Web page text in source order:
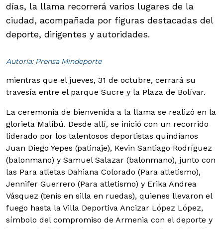
días, la llama recorrerá varios lugares de la
ciudad, acompañada por figuras destacadas del
deporte, dirigentes y autoridades.
Autoría: Prensa Mindeporte
mientras que el jueves, 31 de octubre, cerrará su
travesía entre el parque Sucre y la Plaza de Bolívar.
La ceremonia de bienvenida a la llama se realizó en la
glorieta Malibú. Desde allí, se inició con un recorrido
liderado por los talentosos deportistas quindianos
Juan Diego Yepes (patinaje), Kevin Santiago Rodríguez
(balonmano) y Samuel Salazar (balonmano), junto con
las Para atletas Dahiana Colorado (Para atletismo),
Jennifer Guerrero (Para atletismo) y Erika Andrea
Vásquez (tenis en silla en ruedas), quienes llevaron el
fuego hasta la Villa Deportiva Ancizar López López,
símbolo del compromiso de Armenia con el deporte y